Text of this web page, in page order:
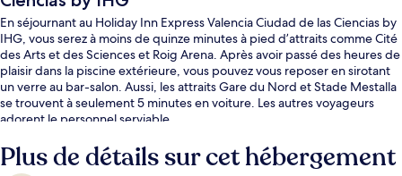
En séjournant au Holiday Inn Express Valencia Ciudad de las Ciencias by
IHG, vous serez à moins de quinze minutes à pied d’attraits comme Cité
des Arts et des Sciences et Roig Arena. Après avoir passé des heures de
plaisir dans la piscine extérieure, vous pouvez vous reposer en sirotant
un verre au bar-salon. Aussi, les attraits Gare du Nord et Stade Mestalla
se trouvent à seulement 5 minutes en voiture. Les autres voyageurs
adorent le personnel serviable.
Plus de détails sur cet hébergement